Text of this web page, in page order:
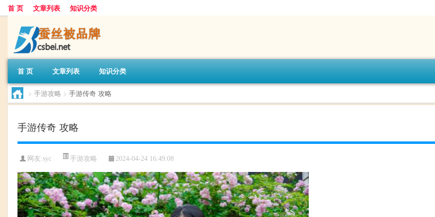
首 页 文章列表 知识分类
首 页 文章列表 知识分类
> 手游攻略 > 手游传奇 攻略
手游传奇 攻略
网友:syc 手游攻略 2024-04-24 16:49:08